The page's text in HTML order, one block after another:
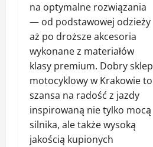
na optymalne rozwiązania
— od podstawowej odzieży
aż po droższe akcesoria
wykonane z materiałów
klasy premium. Dobry sklep
motocyklowy w Krakowie to
szansa na radość z jazdy
inspirowaną nie tylko mocą
silnika, ale także wysoką
jakością kupionych